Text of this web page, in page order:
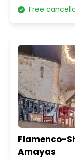
Free
Flamenco-
Amayas